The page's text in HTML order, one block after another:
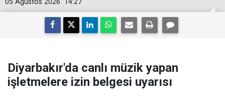
14:27
05 Ağustos 2026
Diyarbakır'da canlı müzik yapan
işletmelere izin belgesi uyarısı